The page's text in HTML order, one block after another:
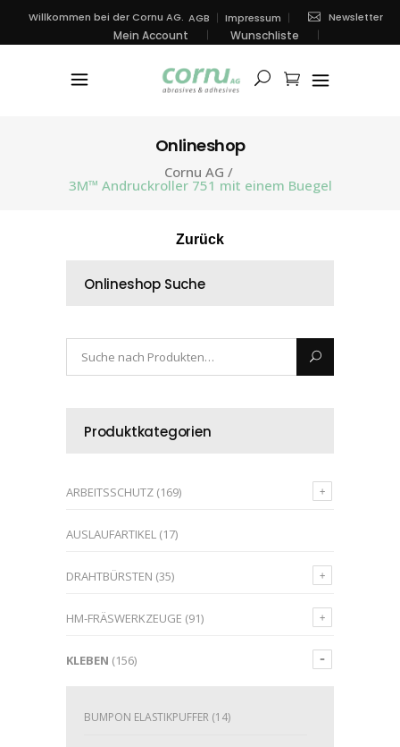
Willkommen bei der Cornu AG. AGB Impressum Newsletter
Mein Account Wunschliste
Onlineshop
Cornu AG /
3M™ Andruckroller 751 mit einem Buegel
Zurück
Onlineshop Suche
Produktkategorien
ARBEITSSCHUTZ (169)
AUSLAUFARTIKEL (17)
DRAHTBÜRSTEN (35)
HM-FRÄSWERKZEUGE (91)
KLEBEN (156)
BUMPON ELASTIKPUFFER (14)